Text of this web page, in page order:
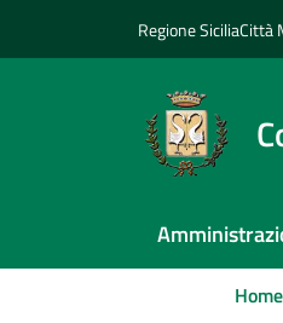
Regione SiciliaCittà
Home